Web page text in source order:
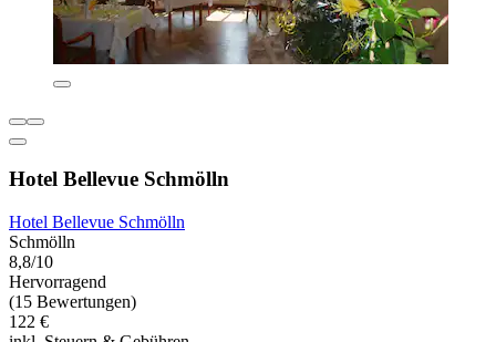
Hotel Bellevue Schmölln
Hotel Bellevue Schmölln
Schmölln
8,8/10
Hervorragend
(15 Bewertungen)
122 €